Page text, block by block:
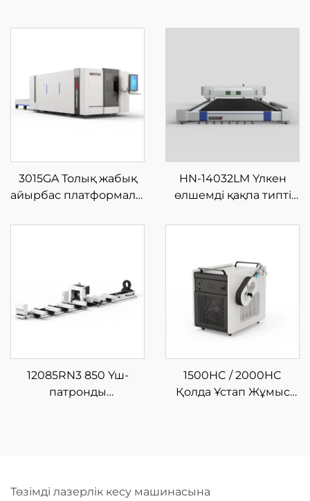
3015GA Толық жабық
айырбас платформалы
лазерлі кесу
HN-14032LM Үлкен
өлшемді қақпа типті
лазерлі кесу
12085RN3 850 Үш-
патронды
1500HC / 2000HC
Қолда Ұстап Жұмыс
Төзімді лазерлік кесу машинасына